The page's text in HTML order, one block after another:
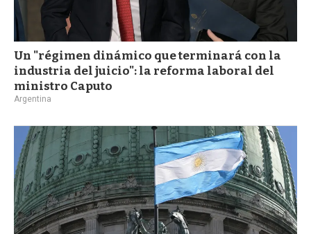
Un "régimen dinámico que terminará con la
industria del juicio": la reforma laboral del
ministro Caputo
Argentina